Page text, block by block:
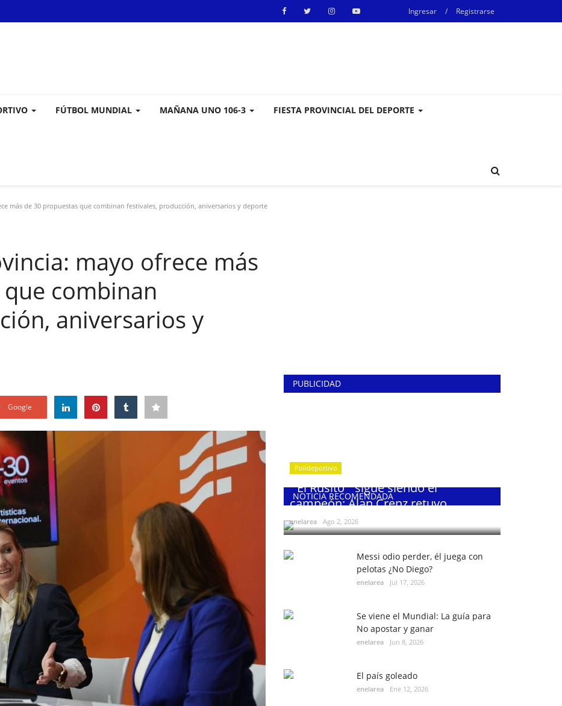
Ingresar / Registrarse
FÚTBOL MUNDIAL MAÑANA UNO 106-3 FIESTA PROVINCIAL DEL DEPORTE
más de 30 propuestas que combinan festivales, producción, aniversarios y deporte
mayo ofrece más
combinan
aniversarios y
Google
PUBLICIDAD
NOTICIA RECOMENDADA
Polideportivo
¨El Rusito¨ sigue siendo el
campeón: Alan Crenz retuvo...
enelarea Ago 2, 2026
Messi odio perder, él juega con
pelotas ¿No Diego?
enelarea Jul 17, 2026
Se viene el Mundial: La guía para
No apostar y ganar
enelarea Jun 8, 2026
El país goleado
enelarea Ene 12, 2026